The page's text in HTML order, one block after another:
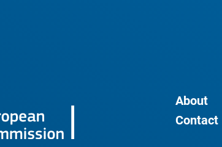
About
Contact